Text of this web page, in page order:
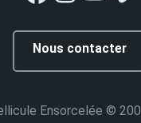
Nous contacter
Ensorcelée ©